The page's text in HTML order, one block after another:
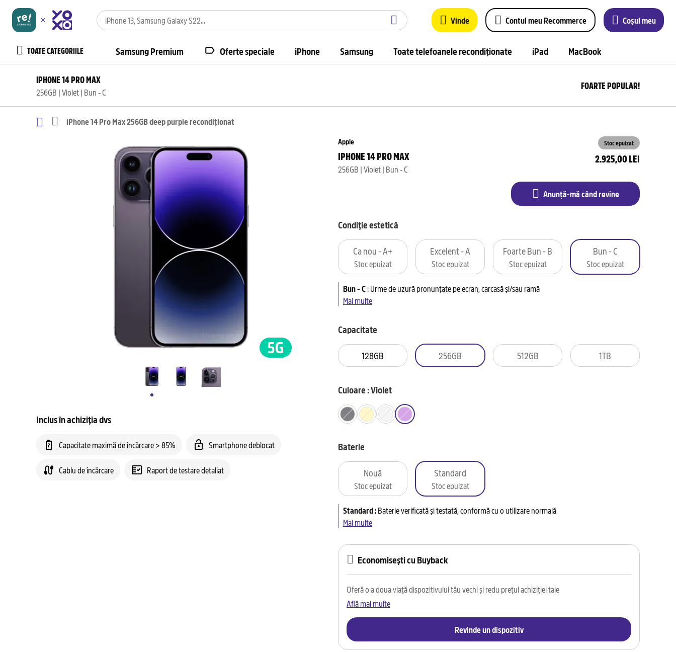
Vinde Contul meu Recommerce Coșul meu
TOATE CATEGORIILE Samsung Premium Oferte speciale iPhone Samsung Toate telefoanele recondiționate iPad MacBook
IPHONE 14 PRO MAX
256GB | Violet | Bun - C
FOARTE POPULAR!
iPhone 14 Pro Max 256GB deep purple recondiționat
Apple
IPHONE 14 PRO MAX
256GB | Violet | Bun - C
Stoc epuizat
Inclus în achiziția dvs
Capacitate maximă de încărcare > 85% Smartphone deblocat
Cablu de încărcare Raport de testare detaliat
2.925,00 LEI
Anunță-mă când revine
Condiție estetică
Ca nou - A+
Stoc epuizat
Excelent - A
Stoc epuizat
Foarte Bun - B
Stoc epuizat
Bun - C
Stoc epuizat
Bun - C:Urme de uzură pronunțate pe ecran, carcasă și/sau ramă
Mai multe
Capacitate
128GB 256GB 512GB 1TB
Culoare : Violet
Baterie
Nouă
Stoc epuizat
Standard
Stoc epuizat
Standard:Baterie verificată și testată, conformă cu o utilizare normală
Mai multe
Economisești cu Buyback
Oferă o a doua viață dispozitivului tău vechi și redu prețul achiziției tale
Află mai multe
Revinde un dispozitiv